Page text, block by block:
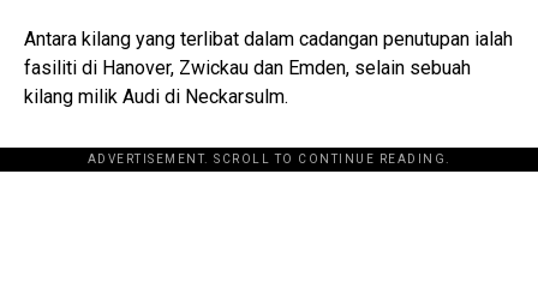
Antara kilang yang terlibat dalam cadangan penutupan ialah
fasiliti di Hanover, Zwickau dan Emden, selain sebuah
kilang milik Audi di Neckarsulm.
ADVERTISEMENT. SCROLL TO CONTINUE READING.